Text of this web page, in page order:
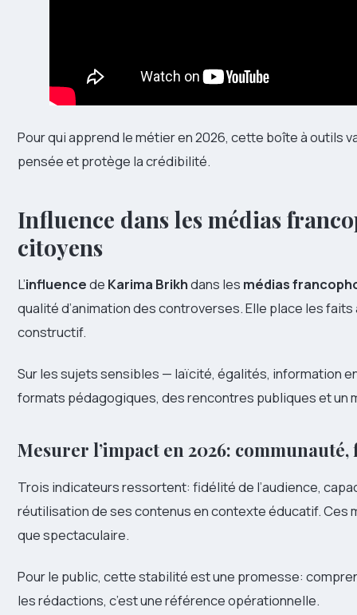
Pour qui apprend le métier en 2026, cette boîte à outils
pensée et protège la crédibilité.
Influence dans les médias
citoyens
L’influencede Karima Brikhdans les médias
qualité d’animation des controverses. Elle place les
constructif.
Sur les sujets sensibles — laïcité, égalités, information
formats pédagogiques, des rencontres publiques et un
Mesurer l’impact en 2026:
Trois indicateurs ressortent: fidélité de l’audience,
réutilisation de ses contenus en contexte éducatif. Ces
que spectaculaire.
Pour le public, cette stabilité est une promesse:
les rédactions, c’est une référence opérationnelle.